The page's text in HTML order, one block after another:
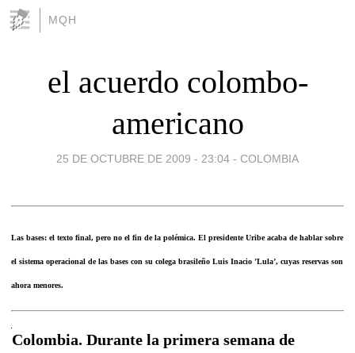
MQH
el acuerdo colombo-
americano
25 DE OCTUBRE DE 2009 - 23:04 - COLOMBIA
Las bases: el texto final, pero no el fin de la polémica. El presidente Uribe acaba de hablar sobre
el sistema operacional de las bases con su colega brasileño Luis Inacio ’Lula’, cuyas reservas son
ahora menores.
Colombia. Durante la primera semana de